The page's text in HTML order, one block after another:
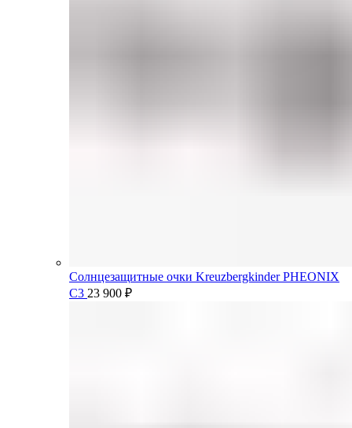
Солнцезащитные очки Kreuzbergkinder PHEONIX
C3 23 900 ₽